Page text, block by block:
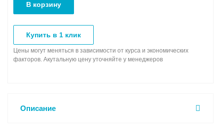
В корзину
Купить в 1 клик
Цены могут меняться в зависимости от курса и экономических
факторов. Акутальную цену уточняйте у менеджеров
Описание